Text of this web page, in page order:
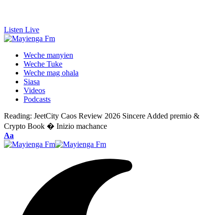
Listen Live
Weche manyien
Weche Tuke
Weche mag ohala
Siasa
Videos
Podcasts
Reading: JeetCity Caos Review 2026 Sincere Added premio &
Crypto Book � Inizio machance
Font
Resizer
Aa